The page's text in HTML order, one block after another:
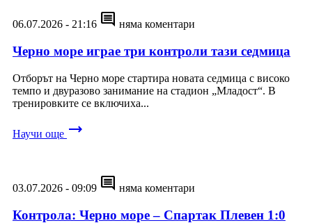
06.07.2026 - 21:16 comment няма коментари
Черно море играе три контроли тази седмица
Отборът на Черно море стартира новата седмица с високо
темпо и двуразово занимание на стадион „Младост“. В
тренировките се включиха...
Научи още trending_flat
03.07.2026 - 09:09 comment няма коментари
Контрола: Черно море – Спартак Плевен 1:0